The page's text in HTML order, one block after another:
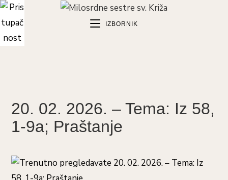
Preskoči
na
IZBORNIK
20. 02. 2026. – Tema: Iz 58,
1-9a; Praštanje